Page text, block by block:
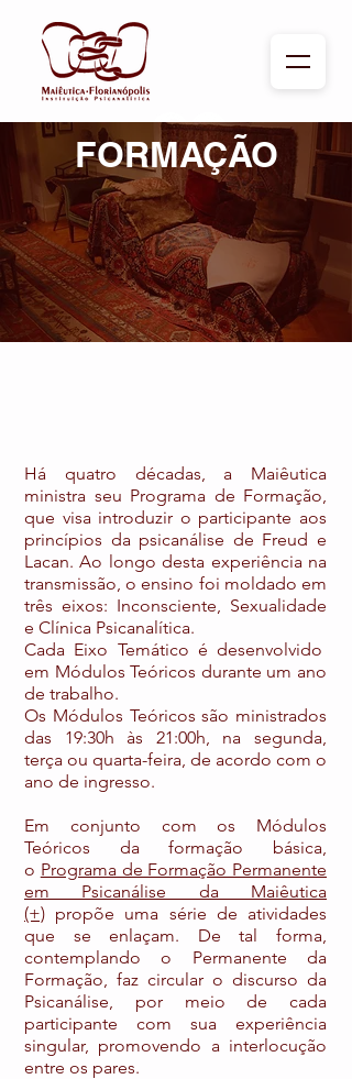
FORMAÇÃO
Há quatro décadas, a Maiêutica
ministra seu Programa de Formação,
que visa introduzir o participante aos
princípios da psicanálise de Freud e
Lacan. Ao longo desta experiência na
transmissão, o ensino foi moldado em
três eixos: Inconsciente, Sexualidade
e Clínica Psicanalítica.
Cada Eixo Temático é desenvolvido
em Módulos Teóricos durante um ano
de trabalho.
Os Módulos Teóricos são ministrados
das 19:30h às 21:00h, na segunda,
terça ou quarta-feira, de acordo com o
ano de ingresso.
Em conjunto com os Módulos
Teóricos da formação básica,
o Programa de Formação Permanente
em Psicanálise da Maiêutica
(+) propõe uma série de atividades
que se enlaçam. De tal forma,
contemplando o Permanente da
Formação, faz circular o discurso da
Psicanálise, por meio de cada
participante com sua experiência
singular, promovendo a interlocução
entre os pares.